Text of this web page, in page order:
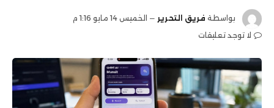
بواسطة فريق التحرير
الخميس 14 مايو 1:16 م
لا توجد تعليقات